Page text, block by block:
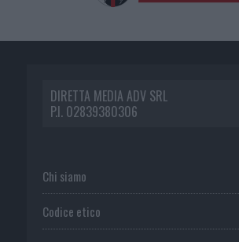
DIRETTA MEDIA ADV SRL
P.I. 02839380306
Chi siamo
Codice etico